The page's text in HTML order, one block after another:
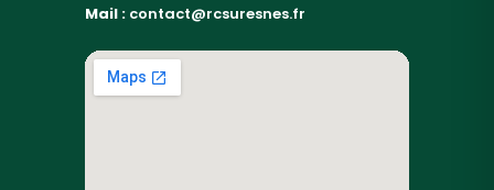
Mail : contact@rcsuresnes.fr